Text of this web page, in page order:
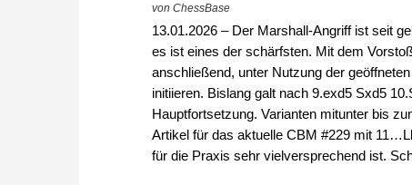
von ChessBase
13.01.2026 – Der Marshall-Angriff ist seit
es ist eines der schärfsten. Mit dem
anschließend, unter Nutzung der
initiieren. Bislang galt nach 9.exd5 Sxd5
Hauptfortsetzung. Varianten mitunter bis
Artikel für das aktuelle CBM #229 mit
für die Praxis sehr vielversprechend ist.